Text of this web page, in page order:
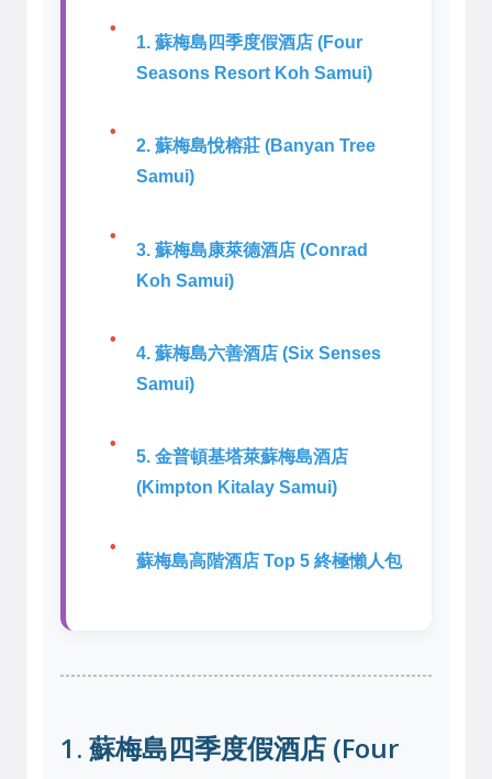
1. 蘇梅島四季度假酒店 (Four
Seasons Resort Koh Samui)
2. 蘇梅島悅榕莊 (Banyan Tree
Samui)
3. 蘇梅島康萊德酒店 (Conrad
Koh Samui)
4. 蘇梅島六善酒店 (Six Senses
Samui)
5. 金普頓基塔萊蘇梅島酒店
(Kimpton Kitalay Samui)
蘇梅島高階酒店 Top 5 終極懶人包
1. 蘇梅島四季度假酒店 (Four